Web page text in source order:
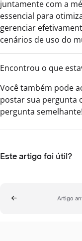
juntamente com a
essencial para
gerenciar
cenários de uso do
Encontrou o que
Você também pode
postar sua pergunta
pergunta semelhante!
Este artigo foi útil?
Artigo